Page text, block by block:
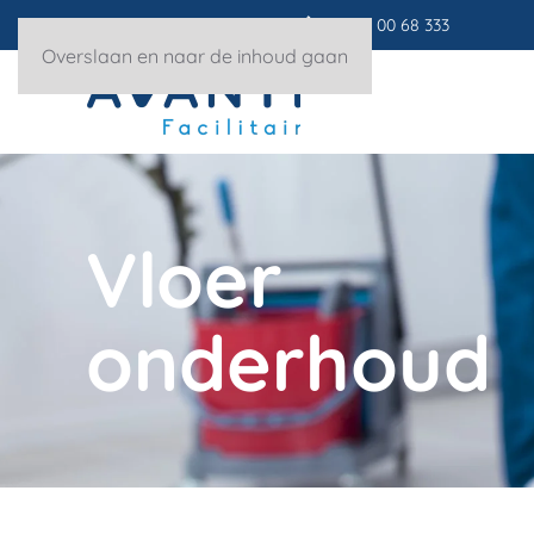
Overslaan en naar de inhoud gaan
info@avantifacilitair.nl 085 - 00 68 333
Vloer
onderhoud